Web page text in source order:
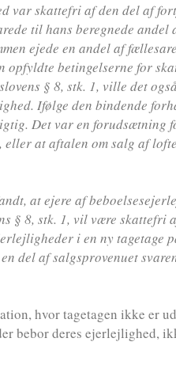
var skattefri af den del af
til hans beregnede
ejede en andel af
betingelserne for
§ 8, stk. 1, ville det
Ifølge den bindende
Det var en forudsætning
at aftalen om salg af
at ejere af
§ 8, stk. 1, vil være skattefri
i en ny tagetage
del af salgsprovenuet
hvor tagetagen ikke er
bebor deres ejerlejlighed,